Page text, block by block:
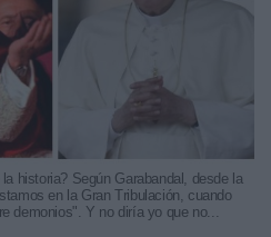
historia? Según Garabandal, desde la
en la Gran Tribulación, cuando
demonios". Y no diría yo que no...